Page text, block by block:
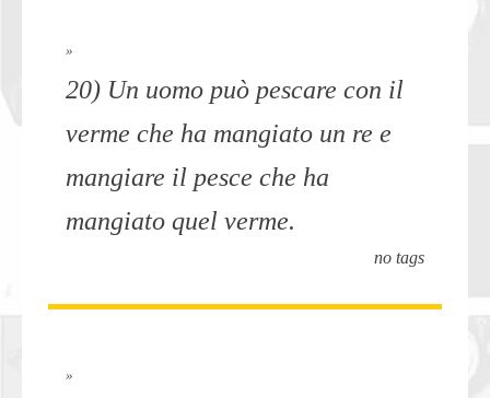
»
20) Un uomo può pescare con il
verme che ha mangiato un re e
mangiare il pesce che ha
mangiato quel verme.
no tags
»